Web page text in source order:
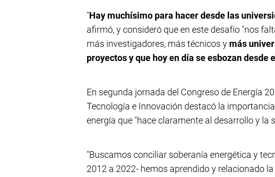
"Hay muchísimo para hacer desde las
afirmó, y consideró que en este desafío "nos
más investigadores, más técnicos y más
proyectos y que hoy en día se esbozan desde
En segunda jornada del Congreso de Energía
Tecnología e Innovación destacó la
energía que "hace claramente al desarrollo y la
"Buscamos conciliar soberanía energética y
2012 a 2022- hemos aprendido y relacionado